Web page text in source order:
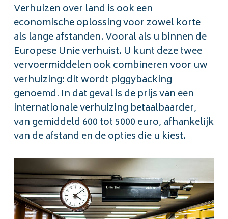
Verhuizen over land is ook een
economische oplossing voor zowel korte
als lange afstanden. Vooral als u binnen de
Europese Unie verhuist. U kunt deze twee
vervoermiddelen ook combineren voor uw
verhuizing: dit wordt piggybacking
genoemd. In dat geval is de prijs van een
internationale verhuizing betaalbaarder,
van gemiddeld 600 tot 5000 euro, afhankelijk
van de afstand en de opties die u kiest.